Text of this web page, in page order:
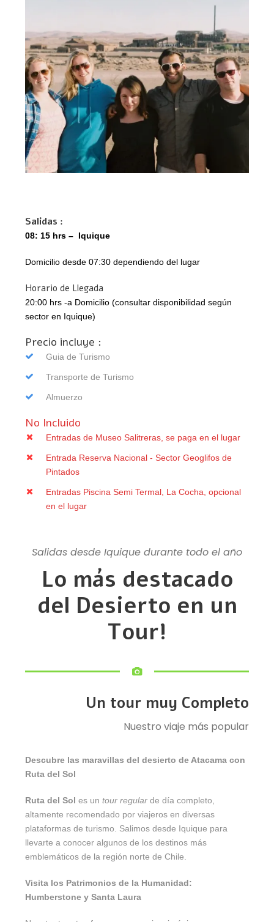
Salidas :
08: 15 hrs – Iquique
Domicilio desde 07:30 dependiendo del lugar
Horario de Llegada
20:00 hrs -a Domicilio (consultar disponibilidad según
sector en Iquique)
Precio incluye :
Guia de Turismo
Transporte de Turismo
Almuerzo
No Incluido
Entradas de Museo Salitreras, se paga en el lugar
Entrada Reserva Nacional - Sector Geoglifos de
Pintados
Entradas Piscina Semi Termal, La Cocha, opcional
en el lugar
Salidas desde Iquique durante todo el año
Lo más destacado
del Desierto en un
Tour!
Un tour muy Completo
Nuestro viaje más popular
Descubre las maravillas del desierto de Atacama con
Ruta del Sol
Ruta del Sol es un tour regular de día completo,
altamente recomendado por viajeros en diversas
plataformas de turismo. Salimos desde Iquique para
llevarte a conocer algunos de los destinos más
emblemáticos de la región norte de Chile.
Visita los Patrimonios de la Humanidad:
Humberstone y Santa Laura